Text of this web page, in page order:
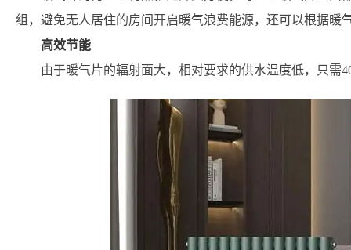
组，避免无人居住的房间开启暖气浪费能源，还可以根据暖
高效节能
由于暖气片的辐射面大，相对要求的供水温度低，只需